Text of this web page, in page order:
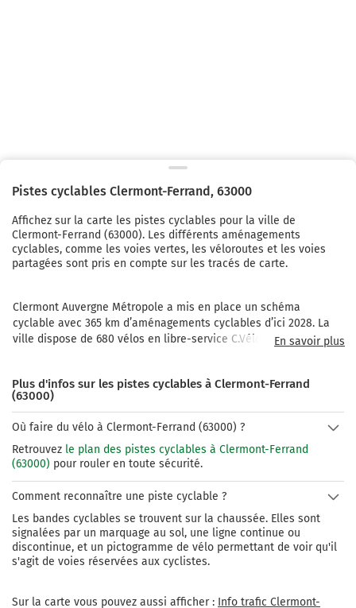
Pistes cyclables Clermont-Ferrand, 63000
Affichez sur la carte les pistes cyclables pour la ville de
Clermont-Ferrand (63000). Les différents aménagements
cyclables, comme les voies vertes, les véloroutes et les voies
partagées sont pris en compte sur les tracés de carte.
Clermont Auvergne Métropole a mis en place un schéma
cyclable avec 365 km d’aménagements cyclables d’ici 2028. La
ville dispose de 680 vélos en libre-service C.Vélo.
En savoir plus
Plus d'infos sur les pistes cyclables à Clermont-Ferrand
(63000)
Où faire du vélo à Clermont-Ferrand (63000) ?
Retrouvez le plan des pistes cyclables à Clermont-Ferrand
(63000) pour rouler en toute sécurité.
Comment reconnaître une piste cyclable ?
Les bandes cyclables se trouvent sur la chaussée. Elles sont
signalées par un marquage au sol, une ligne continue ou
discontinue, et un pictogramme de vélo permettant de voir qu'il
s'agit de voies réservées aux cyclistes.
Sur la carte vous pouvez aussi afficher : Info trafic Clermont-